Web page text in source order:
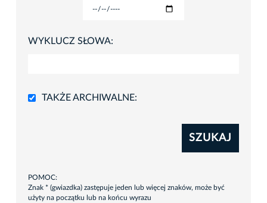
WYKLUCZ SŁOWA:
TAKŻE ARCHIWALNE:
SZUKAJ
POMOC:
Znak * (gwiazdka) zastępuje jeden lub więcej znaków, może być
użyty na początku lub na końcu wyrazu